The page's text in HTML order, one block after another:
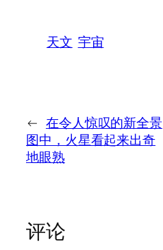
天文 宇宙
← 在令人惊叹的新全景
图中，火星看起来出奇
地眼熟
评论